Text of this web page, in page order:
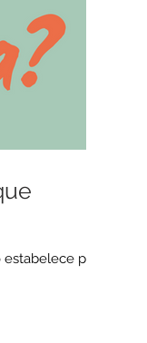
para